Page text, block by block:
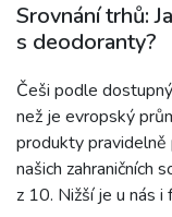
Srovnání trhů:
s deodoranty?
Češi podle
než je evropský
produkty pravidelně
našich zahraničních
z 10. Nižší je u nás i